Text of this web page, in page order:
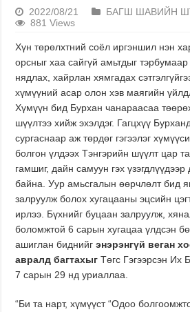
2022/08/21 БАГШ ШАВИЙН
881 Views
Хүн төрөлхтний соёл иргэншил нэн
орсныг хаа сайгүй амьтдыг
нядлах, хайрлан хямгадах
хүмүүний асар олон хэв маягийн
Хүмүүн бид Бурхан чанараасаа
шүүлтээ хийж эхэлдэг. Гагцхүү
сургаснаар аж төрдөг гэгээлэг
болгон үлдээх Тэнгэрийн шүүлт цар
гамшиг, дайн самуун гэх
байна. Уур амьсгалын өөрчлөлт бид
залруулж болох хугацааны эцсийн
ирлээ. Бүхнийг буцаан залруулж,
боломжтой 6 сарын хугацаа үлдсэн
ашиглан биднийгэнэрэнгүй веган
авралд багтахыг Төгс Гэгээрсэн
7 сарын 29 нд уриаллаа.
“Би та нарт, хүмүүст “Одоо